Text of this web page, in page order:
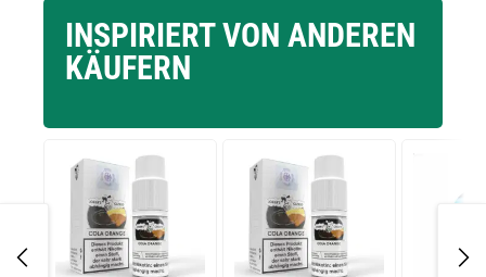
Service
verifizierter Onlinekauf.
Ausgezeichneter Geschmack, wenn es aber ohne die
Versandkosten wäre
INSPIRIERT VON ANDEREN
KÄUFERN